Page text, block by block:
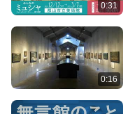
0:31
0:16